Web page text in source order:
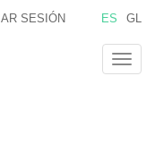
ES GL
SESIÓN